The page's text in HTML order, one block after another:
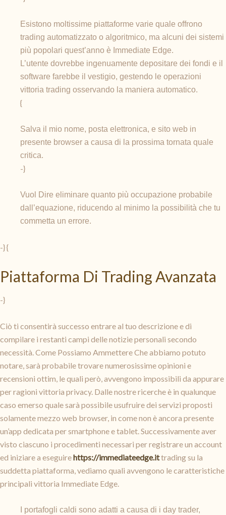
Esistono moltissime piattaforme varie quale offrono
trading automatizzato o algoritmico, ma alcuni dei sistemi
più popolari quest’anno è Immediate Edge.
L’utente dovrebbe ingenuamente depositare dei fondi e il
software farebbe il vestigio, gestendo le operazioni
vittoria trading osservando la maniera automatico.
{
Salva il mio nome, posta elettronica, e sito web in
presente browser a causa di la prossima tornata quale
critica.
-}
Vuol Dire eliminare quanto più occupazione probabile
dall’equazione, riducendo al minimo la possibilità che tu
commetta un errore.
-} {
Piattaforma Di Trading Avanzata
-}
Ciò ti consentirà successo entrare al tuo descrizione e di
compilare i restanti campi delle notizie personali secondo
necessità. Come Possiamo Ammettere Che abbiamo potuto
notare, sarà probabile trovare numerosissime opinioni e
recensioni ottim, le quali però, avvengono impossibili da appurare
per ragioni vittoria privacy. Dalle nostre ricerche è in qualunque
caso emerso quale sarà possibile usufruire dei servizi proposti
solamente mezzo web browser, in come non è ancora presente
un’app dedicata per smartphone e tablet. Successivamente aver
visto ciascuno i procedimenti necessari per registrare un account
ed iniziare a eseguirehttps://immediateedge.ittrading su la
suddetta piattaforma, vediamo quali avvengono le caratteristiche
principali vittoria Immediate Edge.
I portafogli caldi sono adatti a causa di i day trader,